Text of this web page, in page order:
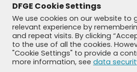
DFGE Cookie Settings
We use cookies on our website to
relevant experience by
and repeat visits. By clicking
to the use of all the cookies.
"Cookie Settings" to provide a
more information, see data